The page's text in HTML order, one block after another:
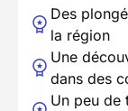
Des
la région
Une
dans des
Un peu de